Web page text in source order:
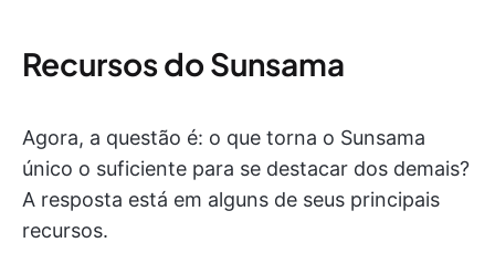
Recursos do Sunsama
Agora, a questão é: o que torna o Sunsama
único o suficiente para se destacar dos demais?
A resposta está em alguns de seus principais
recursos.